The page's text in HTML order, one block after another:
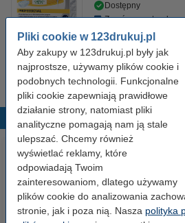
Pliki cookie w 123drukuj.pl
Aby zakupy w 123drukuj.pl były jak
najprostsze, używamy plików cookie i
podobnych technologii. Funkcjonalne
pliki cookie zapewniają prawidłowe
działanie strony, natomiast pliki
analityczne pomagają nam ją stale
ulepszać. Chcemy również
wyświetlać reklamy, które
odpowiadają Twoim
zainteresowaniom, dlatego używamy
plików cookie do analizowania
stronie, jak i poza nią. Nasza polityka
Dostępny
Zamów na wtorek
110,00 zł
Popularne